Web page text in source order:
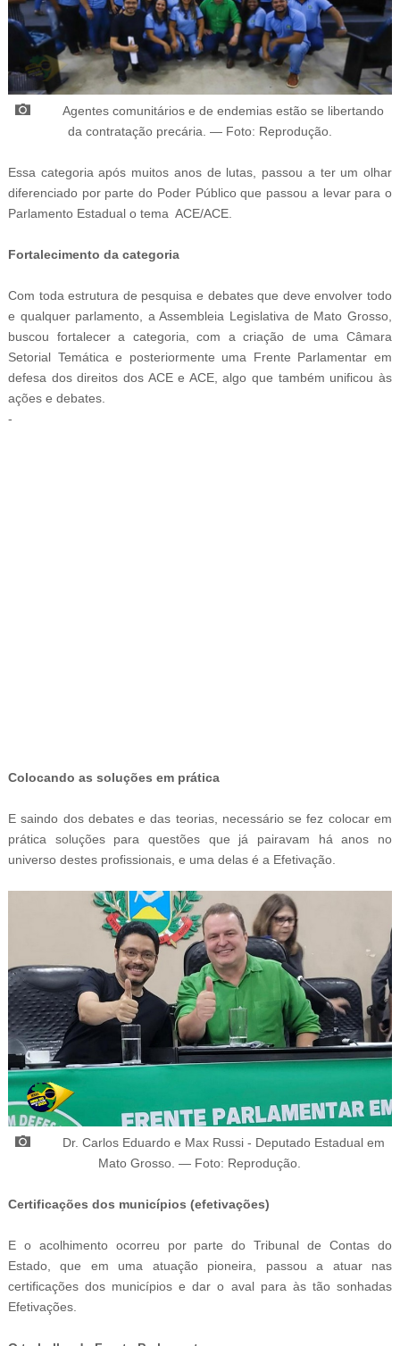
Agentes comunitários e de endemias estão se libertando
da contratação precária. — Foto: Reprodução.
Essa categoria após muitos anos de lutas, passou a ter um olhar
diferenciado por parte do Poder Público que passou a levar para o
Parlamento Estadual o tema ACE/ACE.
Fortalecimento da categoria
Com toda estrutura de pesquisa e debates que deve envolver todo
e qualquer parlamento, a Assembleia Legislativa de Mato Grosso,
buscou fortalecer a categoria, com a criação de uma Câmara
Setorial Temática e posteriormente uma Frente Parlamentar em
defesa dos direitos dos ACE e ACE, algo que também unificou às
ações e debates.
-
Colocando as soluções em prática
E saindo dos debates e das teorias, necessário se fez colocar em
prática soluções para questões que já pairavam há anos no
universo destes profissionais, e uma delas é a Efetivação.
Dr. Carlos Eduardo e Max Russi - Deputado Estadual em
Mato Grosso.— Foto: Reprodução.
Certificações dos municípios (efetivações)
E o acolhimento ocorreu por parte do Tribunal de Contas do
Estado, que em uma atuação pioneira, passou a atuar nas
certificações dos municípios e dar o aval para às tão sonhadas
Efetivações.